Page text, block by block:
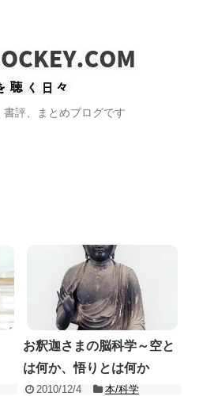
書評、まとめブログです
お釈迦さまの脳科学～空と
は何か、悟りとは何か
2010/12/4 本/科学